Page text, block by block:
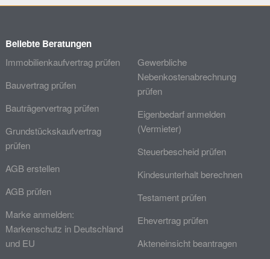
Beliebte Beratungen
Immobilienkaufvertrag prüfen
Bauvertrag prüfen
Bauträgervertrag prüfen
Grundstückskaufvertrag
prüfen
AGB erstellen
AGB prüfen
Marke anmelden:
Markenschutz in Deutschland
und EU
Gewerbliche
Nebenkostenabrechnung
prüfen
Eigenbedarf anmelden
(Vermieter)
Steuerbescheid prüfen
Kindesunterhalt berechnen
Testament prüfen
Ehevertrag prüfen
Akteneinsicht beantragen